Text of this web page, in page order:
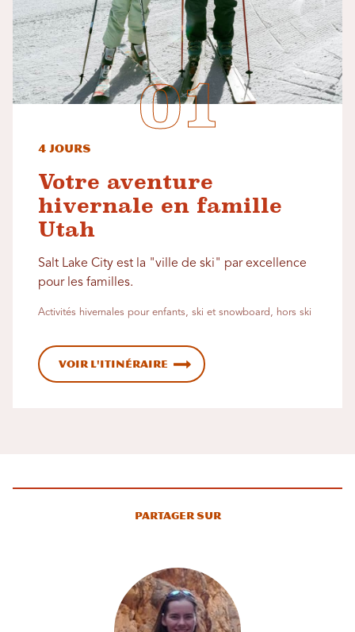
4 jours
Votre aventure
hivernale en famille
Utah
Salt Lake City est la "ville de ski" par excellence
pour les familles.
Activités hivernales pour enfants, ski et snowboard, hors ski
Voir l'itinéraire
Partager sur